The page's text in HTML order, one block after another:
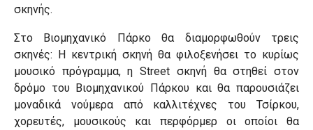
σκηνής.
Στο Βιομηχανικό Πάρκο θα διαμορφωθούν τρεις
σκηνές: Η κεντρική σκηνή θα φιλοξενήσει το κυρίως
μουσικό πρόγραμμα, ηStreet σκηνή θα στηθεί στον
δρόμο του Βιομηχανικού Πάρκου και θα παρουσιάζει
μοναδικά νούμερα από καλλιτέχνες του Τσίρκου,
χορευτές, μουσικούς και περφόρμερ οι οποίοι θα